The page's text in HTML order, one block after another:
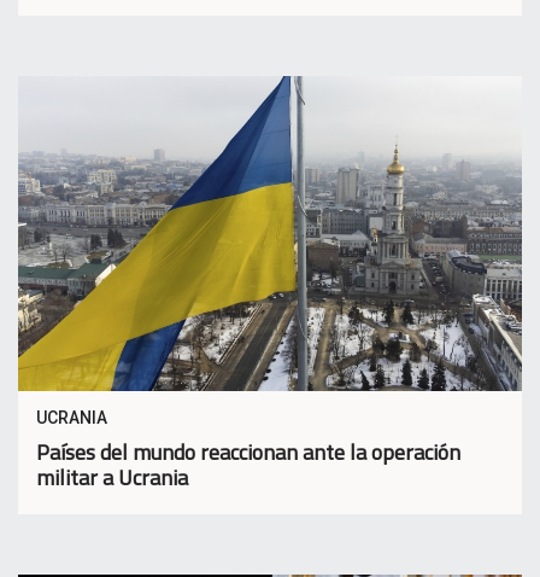
UCRANIA
Países del mundo reaccionan ante la operación
militar a Ucrania